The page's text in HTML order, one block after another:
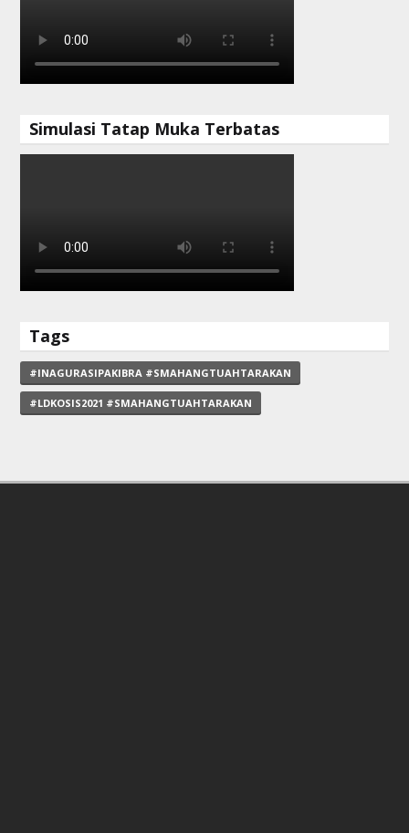
Simulasi Tatap Muka Terbatas
Tags
#INAGURASIPAKIBRA #SMAHANGTUAHTARAKAN
#LDKOSIS2021 #SMAHANGTUAHTARAKAN